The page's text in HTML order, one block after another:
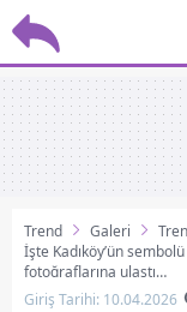
Trend Galeri
İşte Kadıköy’ün
fotoğraflarına ulaştı…
Giriş Tarihi: 10.04.2026